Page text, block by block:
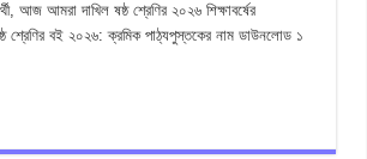
আমরা দাখিল ষষ্ঠ শ্রেণির ২০২৬ শিক্ষাবর্ষের
বই ২০২৬: ক্রমিক পাঠ্যপুস্তকের নাম ডাউনলোড ১